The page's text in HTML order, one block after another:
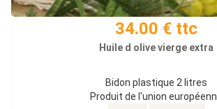
34.00 € ttc
Huile d olive vierge extra
Bidon plastique 2 litres
Produit de l'union